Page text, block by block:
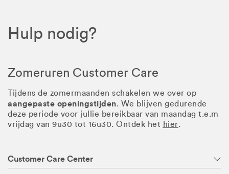
Hulp nodig?
Zomeruren Customer Care
Tijdens de zomermaanden schakelen we over op
aangepaste openingstijden. We blijven gedurende
deze periode voor jullie bereikbaar van maandag t.e.m
vrijdag van 9u30 tot 16u30. Ontdek het hier.
Customer Care Center